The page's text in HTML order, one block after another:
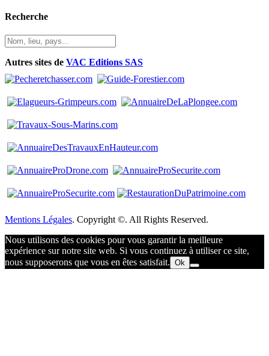
Recherche
Autres sites de VAC Editions SAS
Mentions Légales. Copyright ©. All Rights Reserved.
Nous utilisons des cookies pour vous garantir la meilleure
expérience sur notre site web. Si vous continuez à utiliser ce site,
nous supposerons que vous en êtes satisfait. Ok